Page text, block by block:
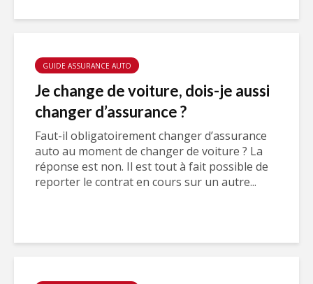
GUIDE ASSURANCE AUTO
Je change de voiture, dois-je aussi
changer d’assurance ?
Faut-il obligatoirement changer d’assurance
auto au moment de changer de voiture ? La
réponse est non. Il est tout à fait possible de
reporter le contrat en cours sur un autre...